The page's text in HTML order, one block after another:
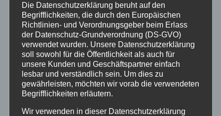
Polizei
Rettungsdienst
Rhein-Lahn
Die Datenschutzerklärung beruht auf den
Begrifflichkeiten, die durch den Europäischen
Richtlinien- und Verordnungsgeber beim Erlass
der Datenschutz-Grundverordnung (DS-GVO)
verwendet wurden. Unsere Datenschutzerklärung
soll sowohl für die Öffentlichkeit als auch für
unsere Kunden und Geschäftspartner einfach
lesbar und verständlich sein. Um dies zu
gewährleisten, möchten wir vorab die verwendeten
Begrifflichkeiten erläutern.
Wir verwenden in dieser Datenschutzerklärung